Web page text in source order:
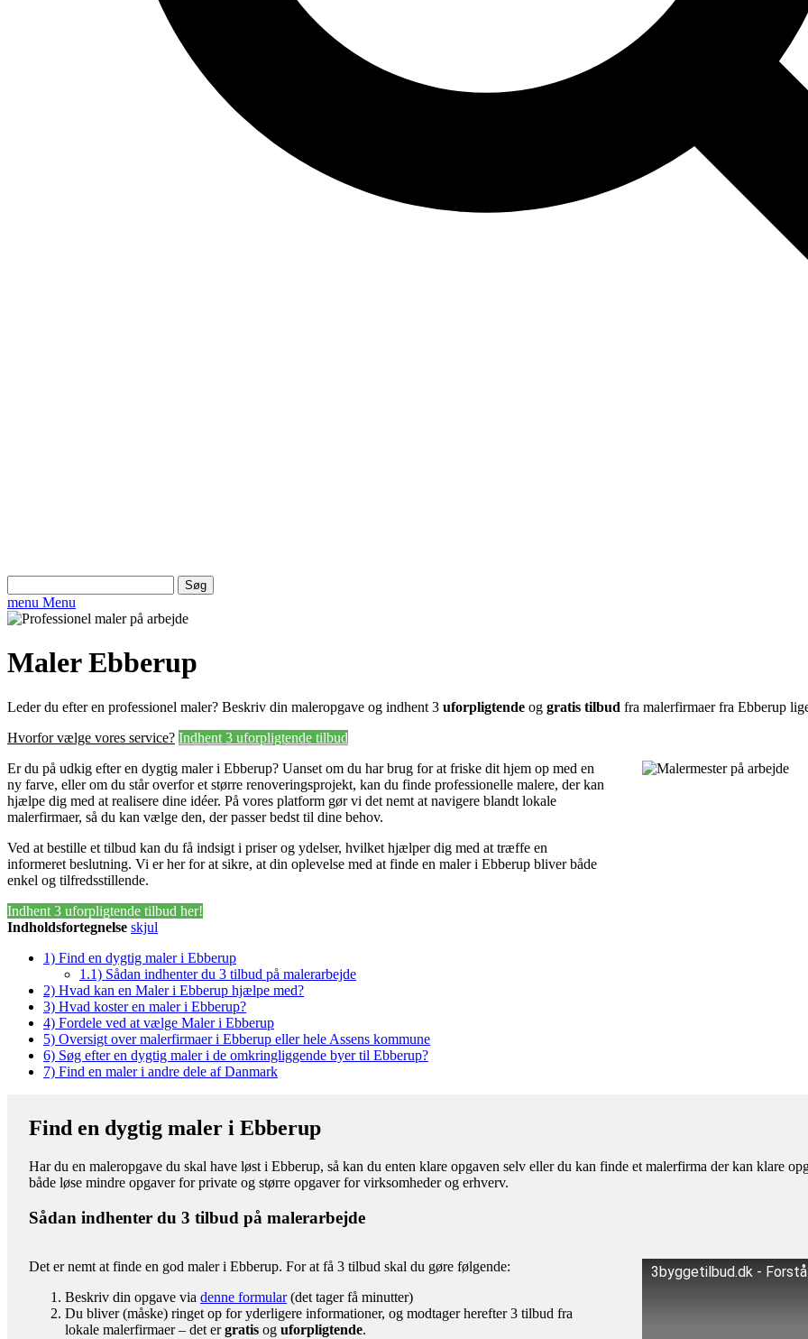
efter:
menu Menu
Maler Ebberup
Leder du efter en professionel maler? Beskriv din maleropgave og indhent 3 uforpligtende og gratis tilbud fra malerfirmaer fra Ebberup
Hvorfor vælge vores service? Indhent 3 uforpligtende tilbud
Er du på udkig efter en dygtig maler i Ebberup? Uanset om du har brug for at friske dit hjem op med en
ny farve, eller om du står overfor et større renoveringsprojekt, kan du finde professionelle malere, der kan
hjælpe dig med at realisere dine idéer. På vores platform gør vi det nemt at navigere blandt lokale
malerfirmaer, så du kan vælge den, der passer bedst til dine behov.
Ved at bestille et tilbud kan du få indsigt i priser og ydelser, hvilket hjælper dig med at træffe en
informeret beslutning. Vi er her for at sikre, at din oplevelse med at finde en maler i Ebberup bliver både
enkel og tilfredsstillende.
Indhent 3 uforpligtende tilbud her!
Indholdsfortegnelse skjul
1) Find en dygtig maler i Ebberup
1.1) Sådan indhenter du 3 tilbud på malerarbejde
2) Hvad kan en Maler i Ebberup hjælpe med?
3) Hvad koster en maler i Ebberup?
4) Fordele ved at vælge Maler i Ebberup
5) Oversigt over malerfirmaer i Ebberup eller hele Assens kommune
6) Søg efter en dygtig maler i de omkringliggende byer til Ebberup?
7) Find en maler i andre dele af Danmark
Find en dygtig maler i Ebberup
Har du en maleropgave du skal have løst i Ebberup, så kan du enten klare opgaven selv eller du kan finde et malerfirma der kan klare
både løse mindre opgaver for private og større opgaver for virksomheder og erhverv.
Sådan indhenter du 3 tilbud på malerarbejde
Det er nemt at finde en god maler i Ebberup. For at få 3 tilbud skal du gøre følgende:
Beskriv din opgave via denne formular(det tager få minutter)
Du bliver (måske) ringet op for yderligere informationer, og modtager herefter 3 tilbud fra
lokale malerfirmaer – det ergratis og uforpligtende.
3byggetilbud.dk -